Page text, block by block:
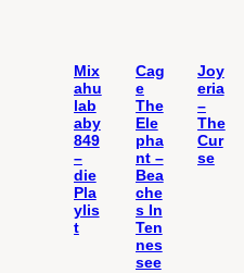
Mix
ahu
lab
aby
849
–
die
Pla
ylis
t
Cag
e
The
Ele
pha
nt –
Bea
che
s In
Ten
nes
see
Joy
eria
–
The
Cur
se